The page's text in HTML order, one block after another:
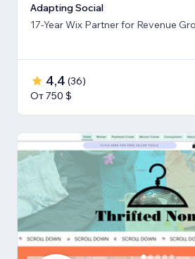
Adapting Social
17-Year Wix Partner for Revenue
4,4 (36)
От 750 $